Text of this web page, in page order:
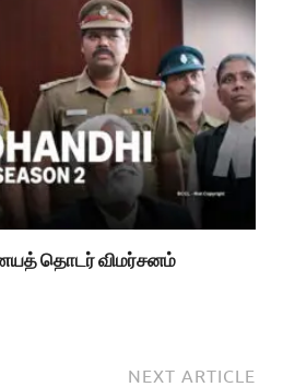
தொடர் விமர்சனம்
NEXT ARTICLE